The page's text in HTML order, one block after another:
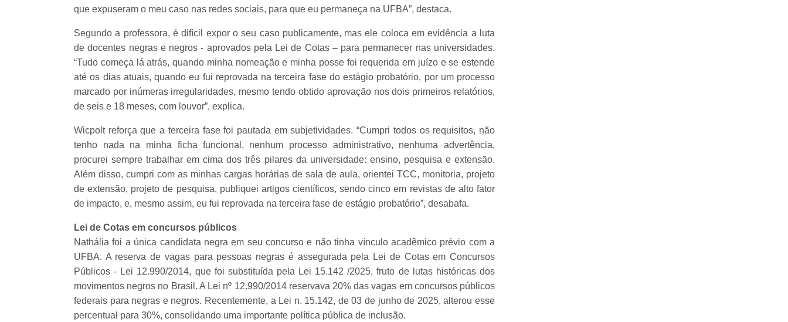
que expuseram o meu caso nas redes sociais, para que eu permaneça na UFBA”, destaca.
Segundo a professora, é difícil expor o seu caso publicamente, mas ele coloca em evidência a luta
de docentes negras e negros - aprovados pela Lei de Cotas – para permanecer nas universidades.
“Tudo começa lá atrás, quando minha nomeação e minha posse foi requerida em juízo e se estende
até os dias atuais, quando eu fui reprovada na terceira fase do estágio probatório, por um processo
marcado por inúmeras irregularidades, mesmo tendo obtido aprovação nos dois primeiros relatórios,
de seis e 18 meses, com louvor”, explica.
Wicpolt reforça que a terceira fase foi pautada em subjetividades. “Cumpri todos os requisitos, não
tenho nada na minha ficha funcional, nenhum processo administrativo, nenhuma advertência,
procurei sempre trabalhar em cima dos três pilares da universidade: ensino, pesquisa e extensão.
Além disso, cumpri com as minhas cargas horárias de sala de aula, orientei TCC, monitoria, projeto
de extensão, projeto de pesquisa, publiquei artigos científicos, sendo cinco em revistas de alto fator
de impacto, e, mesmo assim, eu fui reprovada na terceira fase de estágio probatório”, desabafa.
Lei de Cotas em concursos públicos
Nathália foi a única candidata negra em seu concurso e não tinha vínculo acadêmico prévio com a
UFBA. A reserva de vagas para pessoas negras é assegurada pela Lei de Cotas em Concursos
Públicos - Lei 12.990/2014, que foi substituída pela Lei 15.142 /2025, fruto de lutas históricas dos
movimentos negros no Brasil. A Lei nº 12.990/2014 reservava 20% das vagas em concursos públicos
federais para negras e negros. Recentemente, a Lei n. 15.142, de 03 de junho de 2025, alterou esse
percentual para 30%, consolidando uma importante política pública de inclusão.